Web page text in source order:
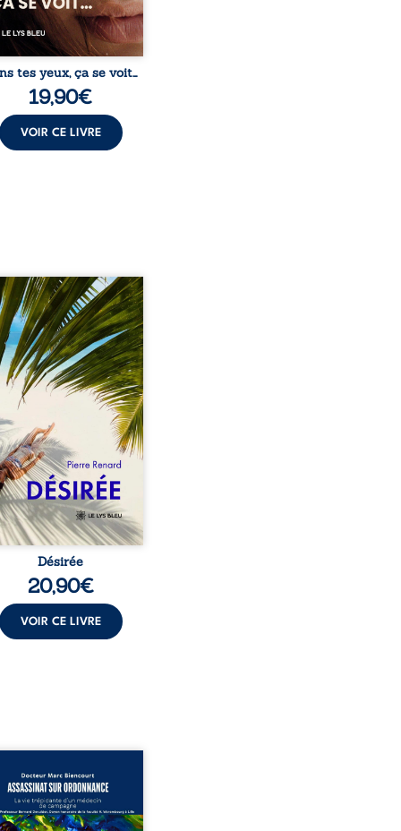
tes yeux, ça se voit…
19,90€
VOIR CE LIVRE
Pierre, jeune retraité,
qu’il est devenu une
femme métissée de
ans. À peine a-t-il
à apprivoiser ce
corps qu’Ange surgit
sa vie et fait vaciller
ses certitudes. Entre
est immédiate,
jusqu’à ce qu’un
familial fasse planer
: et s’ils étaient
demi-frère et ...
Désirée
20,90€
VOIR CE LIVRE
sur ordonnance –
trépidante d’un médecin
est la réédition
et actualisée du